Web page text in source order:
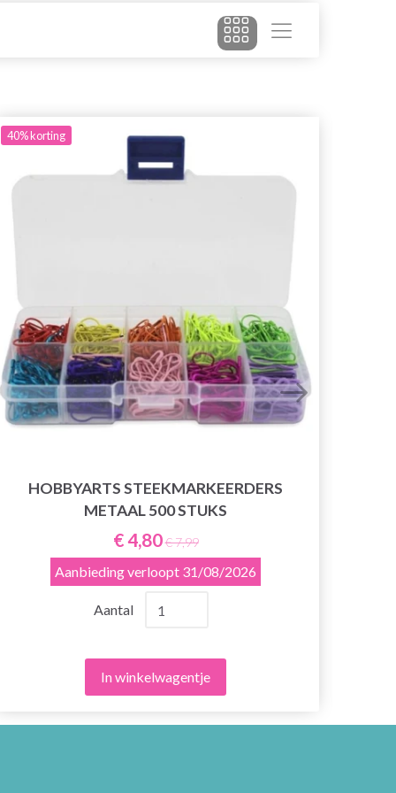
40%korting
HOBBYARTS STEEKMARKEERDERS
METAAL 500 STUKS
€ 4,80€ 7,99
Aanbieding verloopt 31/08/2026
Aantal
In winkelwagentje